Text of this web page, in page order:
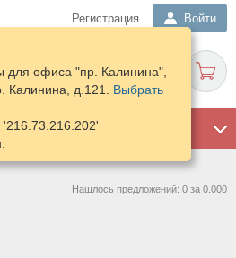
Регистрация Войти
для офиса "пр. Калинина",
Калинина, д.121. Выбрать
Нашлось предложений: 0 за 0.000